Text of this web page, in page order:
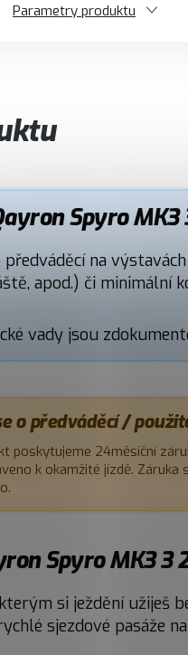
Parametry produktu
Spyro MK3
na
apod.) či minimální
vady jsou
o předváděcí /
poskytujeme 24měsíční
k okamžité jízdě.
Spyro MK3 3
si ježdění užiješ
sjezdové pasáže